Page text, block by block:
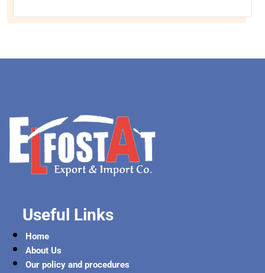
Useful Links
Home
About Us
Our policy and procedures